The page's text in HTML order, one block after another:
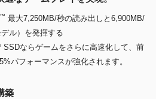
™ 最大7,250MB/秒の読み出しと6,900MB/
ル）を発揮する
ならゲームをさらに高速化して、前
パフォーマンスが強化されます。
築